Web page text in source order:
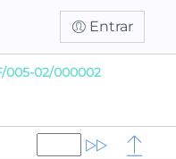
Entrar
005-02/000002